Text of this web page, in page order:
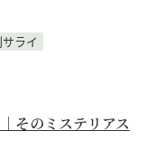
ライ
そのミステリアス